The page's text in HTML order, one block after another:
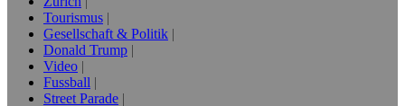
Tourismus
Gesellschaft & Politik
Donald Trump
Video
Fussball
Street Parade